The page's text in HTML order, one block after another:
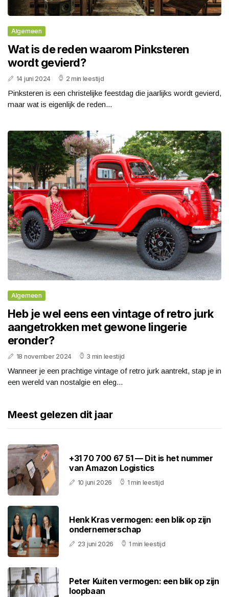
Algemeen
Wat is de reden waarom Pinksteren
wordt gevierd?
14 juni 2024 2 min leestijd
Pinksteren is een christelijke feestdag die jaarlijks wordt gevierd,
maar wat is eigenlijk de reden...
Algemeen
Heb je wel eens een vintage of retro jurk
aangetrokken met gewone lingerie
eronder?
18 november 2024 3 min leestijd
Wanneer je een prachtige vintage of retro jurk aantrekt, stap je in
een wereld van nostalgie en eleg...
Meest gelezen dit jaar
+31 70 700 67 51 — Dit is het nummer
van Amazon Logistics
10 juni 2026 1 min leestijd
Henk Kras vermogen: een blik op zijn
ondernemerschap
23 juni 2026 1 min leestijd
Peter Kuiten vermogen: een blik op zijn
loopbaan